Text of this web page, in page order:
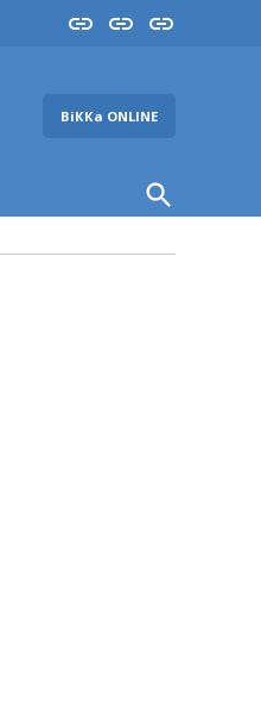
InstaYouTube
FB
ВіККа ONLINE
Open
Search